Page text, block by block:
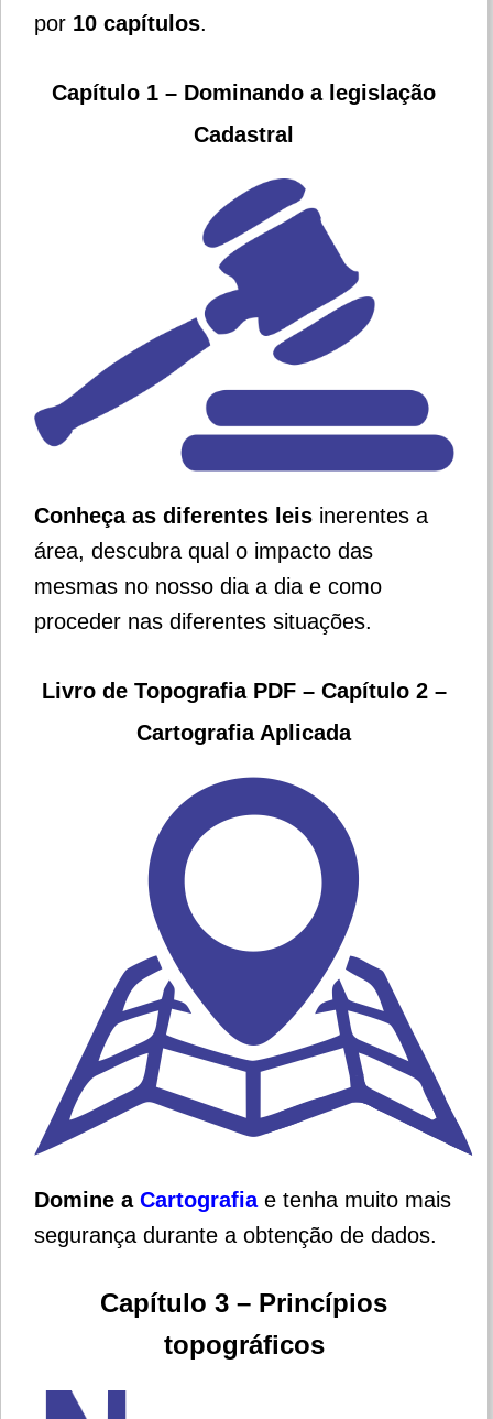
por 10 capítulos.
Capítulo 1 – Dominando a legislação
Cadastral
Conheça as diferentes leis inerentes a
área, descubra qual o impacto das
mesmas no nosso dia a dia e como
proceder nas diferentes situações.
Livro de Topografia PDF – Capítulo 2 –
Cartografia Aplicada
Domine a Cartografiae tenha muito mais
segurança durante a obtenção de dados.
Capítulo 3 – Princípios
topográficos